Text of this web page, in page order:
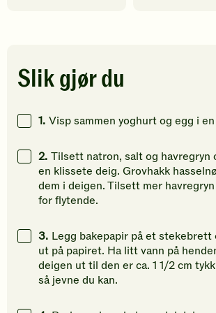
Klikk
for
gi
din
din
Slik gjør du
1. Visp sammen yoghurt og egg i
2. Tilsett natron, salt og havregryn
en klissete deig. Grovhakk
dem i deigen. Tilsett mer
for flytende.
3. Legg bakepapir på et stekebrett
ut på papiret. Ha litt vann på
deigen ut til den er ca. 1 1/2 cm
så jevne du kan.